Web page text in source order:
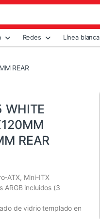
Redes Línea blanca
REAR
WHITE
REAR
ATX, Mini-ITX
ARGB incluidos (3
de vidrio templado en